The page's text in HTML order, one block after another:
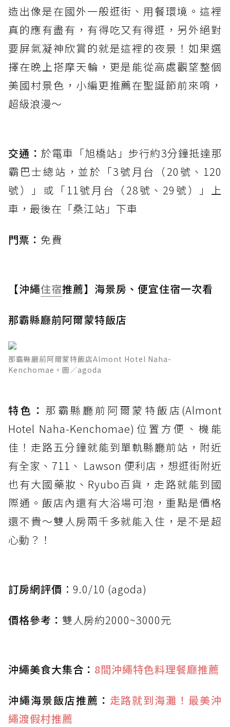
造出像是在國外一般逛街、用餐環境。這裡
真的應有盡有，有得吃又有得逛，另外絕對
要屏氣凝神欣賞的就是這裡的夜景！如果選
擇在晚上搭摩天輪，更是能從高處觀望整個
美國村景色，小編更推薦在聖誕節前來唷，
超級浪漫～
交通： 於電車「旭橋站」步行約3分鐘抵達那
霸巴士總站，並於「3號月台（20號、120
號）」或「11號月台（28號、29號）」上
車，最後在「桑江站」下車
門票： 免費
【沖繩住宿推薦】海景房、便宜住宿一次看
那霸縣廳前阿爾蒙特飯店
那霸縣廳前阿爾蒙特飯店Almont Hotel Naha-
Kenchomae。圖／agoda
特色： 那霸縣廳前阿爾蒙特飯店(Almont
Hotel Naha-Kenchomae)位置方便、機能
佳！走路五分鐘就能到單軌縣廳前站，附近
有全家、711、 Lawson 便利店，想逛街附近
也有大國藥妝、Ryubo百貨，走路就能到國
際通。飯店內還有大浴場可泡，重點是價格
還不貴～雙人房兩千多就能入住，是不是超
心動？！
訂房網評價︰ 9.0/10 (agoda)
價格參考： 雙人房約2000~3000元
沖繩美食大集合： 8間沖繩特色料理餐廳推薦
沖繩海景飯店推薦： 走路就到海灘！最美沖
繩渡假村推薦